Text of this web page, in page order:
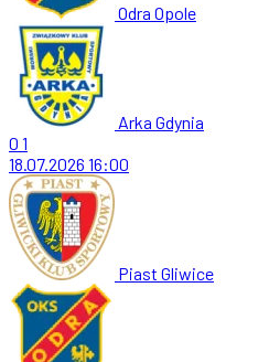
Odra Opole
Arka Gdynia
0 1
18.07.2026 16:00
Piast Gliwice